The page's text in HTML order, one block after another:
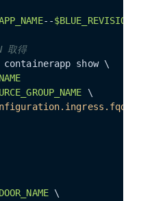
--
取得
containerapp show \
\
\